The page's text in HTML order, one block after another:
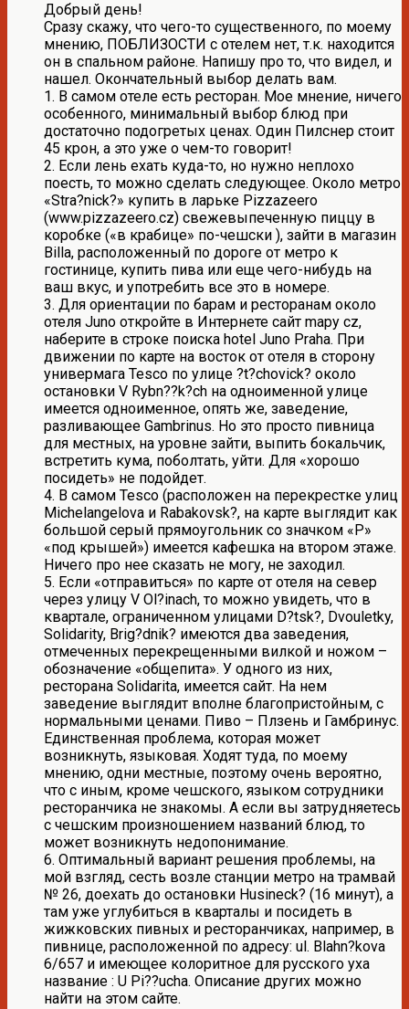
Добрый день!
Сразу скажу, что чего-то существенного, по моему
мнению, ПОБЛИЗОСТИ с отелем нет, т.к. находится
он в спальном районе. Напишу про то, что видел, и
нашел. Окончательный выбор делать вам.
1. В самом отеле есть ресторан. Мое мнение, ничего
особенного, минимальный выбор блюд при
достаточно подогретых ценах. Один Пилснер стоит
45 крон, а это уже о чем-то говорит!
2. Если лень ехать куда-то, но нужно неплохо
поесть, то можно сделать следующее. Около метро
«Stra?nick?» купить в ларьке Pizzazeero
(www.pizzazeero.cz) свежевыпеченную пиццу в
коробке («в крабице» по-чешски ), зайти в магазин
Billa, расположенный по дороге от метро к
гостинице, купить пива или еще чего-нибудь на
ваш вкус, и употребить все это в номере.
3. Для ориентации по барам и ресторанам около
отеля Juno откройте в Интернете сайт mapy cz,
наберите в строке поиска hotel Juno Praha. При
движении по карте на восток от отеля в сторону
универмага Tesco по улице ?t?chovick? около
остановки V Rybn??k?ch на одноименной улице
имеется одноименное, опять же, заведение,
разливающее Gambrinus. Но это просто пивница
для местных, на уровне зайти, выпить бокальчик,
встретить кума, поболтать, уйти. Для «хорошо
посидеть» не подойдет.
4. В самом Tesco (расположен на перекрестке улиц
Michelangelova и Rabakovsk?, на карте выглядит как
большой серый прямоугольник со значком «Р»
«под крышей») имеется кафешка на втором этаже.
Ничего про нее сказать не могу, не заходил.
5. Если «отправиться» по карте от отеля на север
через улицу V Ol?inach, то можно увидеть, что в
квартале, ограниченном улицами D?tsk?, Dvouletky,
Solidarity, Brig?dnik? имеются два заведения,
отмеченных перекрещенными вилкой и ножом –
обозначение «общепита». У одного из них,
ресторана Solidarita, имеется сайт. На нем
заведение выглядит вполне благопристойным, с
нормальными ценами. Пиво – Плзень и Гамбринус.
Единственная проблема, которая может
возникнуть, языковая. Ходят туда, по моему
мнению, одни местные, поэтому очень вероятно,
что c иным, кроме чешского, языком сотрудники
ресторанчика не знакомы. А если вы затрудняетесь
с чешским произношением названий блюд, то
может возникнуть недопонимание.
6. Оптимальный вариант решения проблемы, на
мой взгляд, сесть возле станции метро на трамвай
№ 26, доехать до остановки Husineck? (16 минут), а
там уже углубиться в кварталы и посидеть в
жижковских пивных и ресторанчиках, например, в
пивнице, расположенной по адресу: ul. Blahn?kova
6/657 и имеющее колоритное для русского уха
название : U Pi??ucha. Описание других можно
найти на этом сайте.